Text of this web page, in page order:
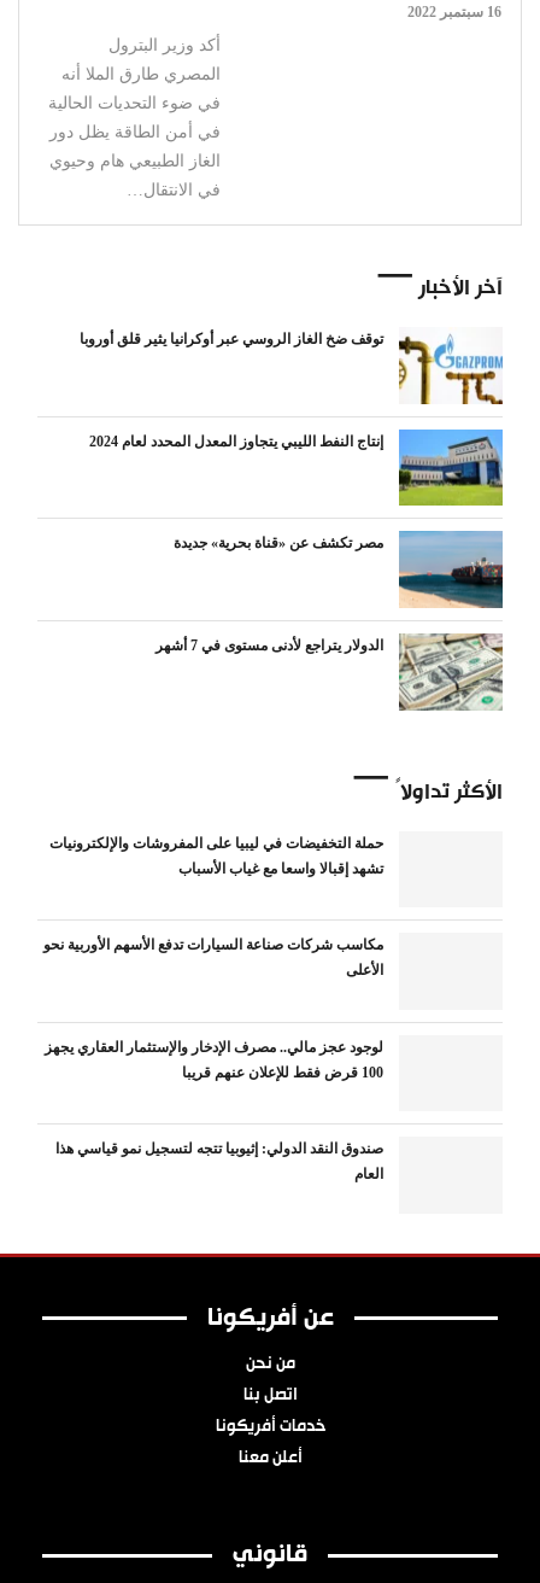
16 سبتمبر 2022
أكد وزير البترول
المصري طارق الملا أنه
في ضوء التحديات الحالية
في أمن الطاقة يظل دور
الغاز الطبيعي هام وحيوي
في الانتقال…
آخر الأخبار
توقف ضخ الغاز الروسي عبر أوكرانيا يثير قلق أوروبا
إنتاج النفط الليبي يتجاوز المعدل المحدد لعام 2024
مصر تكشف عن «قناة بحرية» جديدة
الدولار يتراجع لأدنى مستوى في 7 أشهر
الأكثر تداولاً
حملة التخفيضات في ليبيا على المفروشات والإلكترونيات
تشهد إقبالا واسعا مع غياب الأسباب
مكاسب شركات صناعة السيارات تدفع الأسهم الأوربية نحو
الأعلى
لوجود عجز مالي.. مصرف الإدخار والإستثمار العقاري يجهز
100 قرض فقط للإعلان عنهم قريبا
صندوق النقد الدولي: إثيوبيا تتجه لتسجيل نمو قياسي هذا
العام
عن أفريكونا
من نحن
اتصل بنا
خدمات أفريكونا
أعلن معنا
قانوني